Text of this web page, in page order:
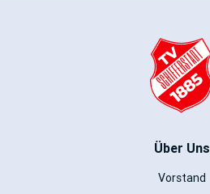
Über Uns
Vorstand